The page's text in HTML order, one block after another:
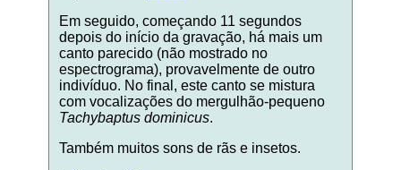
Em seguido, começando 11 segundos
depois do início da gravação, há mais um
canto parecido (não mostrado no
espectrograma), provavelmente de outro
indivíduo. No final, este canto se mistura
com vocalizações do mergulhão-pequeno
Tachybaptus dominicus.
Também muitos sons de rãs e insetos.